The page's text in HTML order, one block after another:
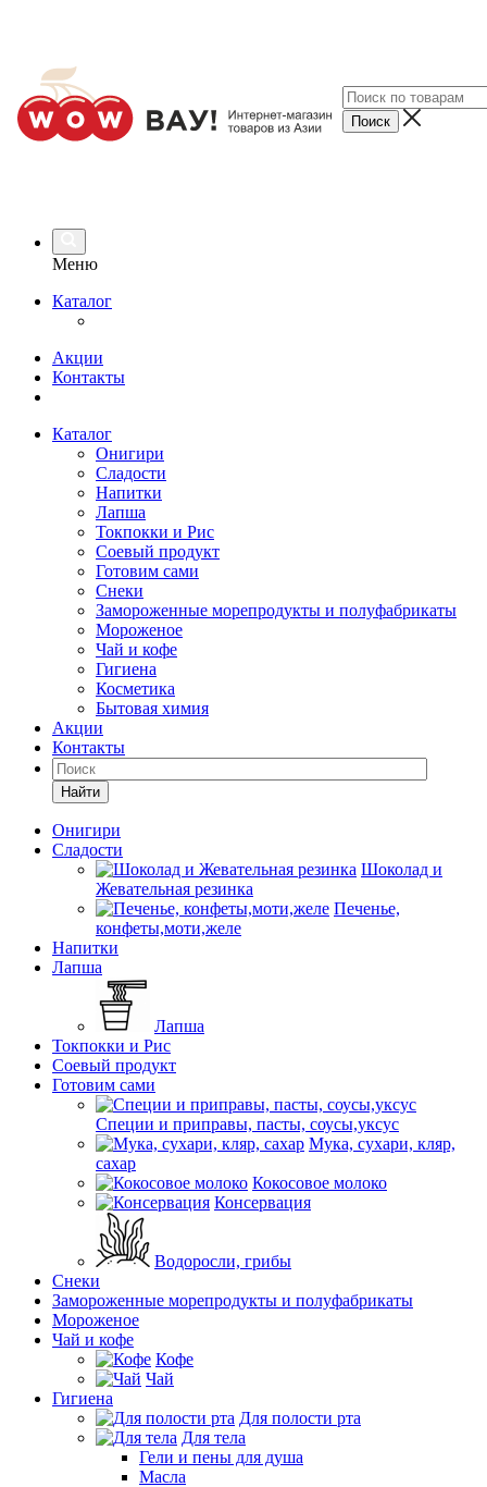
Меню
Каталог
Акции
Контакты
Каталог
Онигири
Сладости
Напитки
Лапша
Токпокки и Рис
Соевый продукт
Готовим сами
Снеки
Замороженные морепродукты и полуфабрикаты
Мороженое
Чай и кофе
Гигиена
Косметика
Бытовая химия
Акции
Контакты
Найти
Онигири
Сладости
Шоколад и
Жевательная резинка
Печенье,
конфеты,моти,желе
Напитки
Лапша
Лапша
Токпокки и Рис
Соевый продукт
Готовим сами
Специи и приправы, пасты, соусы,уксус
Мука, сухари, кляр,
сахар
Кокосовое молоко
Консервация
Водоросли, грибы
Снеки
Замороженные морепродукты и полуфабрикаты
Мороженое
Чай и кофе
Кофе
Чай
Гигиена
Для полости рта
Для тела
Гели и пены для душа
Масла